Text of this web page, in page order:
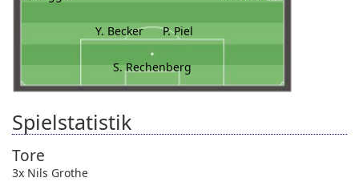
Y. Becker P. Piel
S. Rechenberg
Spielstatistik
Tore
3x Nils Grothe